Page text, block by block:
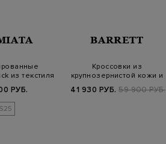
из текстиля
РУБ.
BARRETT
Кроссовки из
крупнозернистой кожи и
замши с байковой о…
41 930 РУБ. 59 900 РУБ.